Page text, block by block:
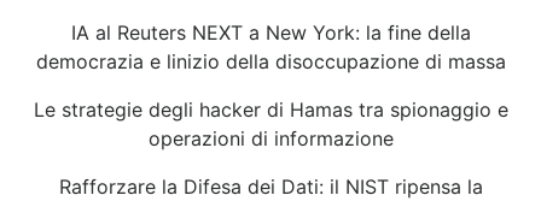
IA al Reuters NEXT a New York: la fine della
democrazia e linizio della disoccupazione di massa
Le strategie degli hacker di Hamas tra spionaggio e
operazioni di informazione
Rafforzare la Difesa dei Dati: il NIST ripensa la